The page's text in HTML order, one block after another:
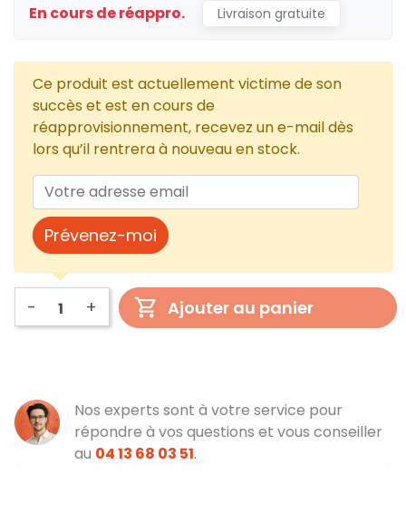
En cours de réappro. Livraison gratuite
Ce produit est actuellement victime de son
succès et est en cours de
réapprovisionnement, recevez un e-mail dès
lors qu’il rentrera à nouveau en stock.
Prévenez-moi
- + Ajouter au panier
Nos experts sont à votre service pour
répondre à vos questions et vous conseiller
au 04 13 68 03 51.